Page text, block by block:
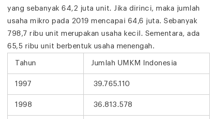
yang sebanyak 64,2 juta unit. Jika dirinci, maka jumlah
usaha mikro pada 2019 mencapai 64,6 juta. Sebanyak
798,7 ribu unit merupakan usaha kecil. Sementara, ada
65,5 ribu unit berbentuk usaha menengah.
Tahun Jumlah UMKM Indonesia
1997 39.765.110
1998 36.813.578